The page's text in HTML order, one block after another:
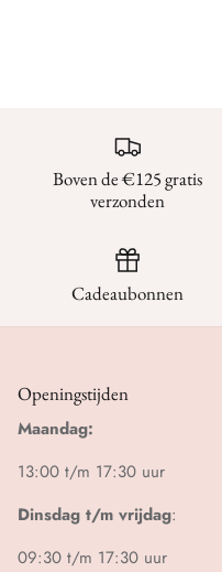
Boven de €125 gratis
verzonden
Cadeaubonnen
Openingstijden
Maandag:
13:00 t/m 17:30 uur
Dinsdag t/m vrijdag:
09:30 t/m 17:30 uur